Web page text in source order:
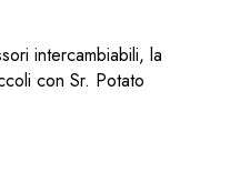
intercambiabili, la
con Sr. Potato